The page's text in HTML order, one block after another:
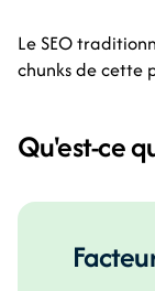
Le SEO
chunks de cette
Qu'est-ce